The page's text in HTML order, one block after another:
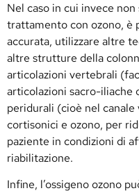
Nel caso in cui invece
trattamento con ozono, è
accurata, utilizzare altre
altre strutture della
articolazioni vertebrali
articolazioni sacro-iliache
peridurali (cioè nel
cortisonici e ozono, per
paziente in condizioni di
riabilitazione.
Infine, l’ossigeno ozono